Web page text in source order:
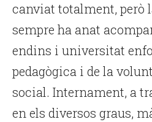
canviat totalment, però
sempre ha anat
endins i universitat
pedagògica i de la
social. Internament, a
en els diversos graus,